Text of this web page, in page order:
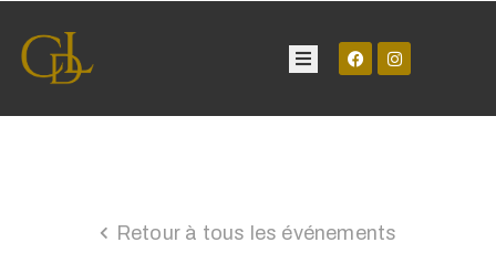
ManifestationsRetour à tous les événements